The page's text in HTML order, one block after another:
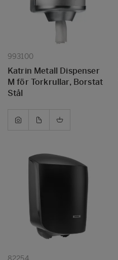
993100
Katrin Metall Dispenser
M för Torkrullar, Borstat
Stål